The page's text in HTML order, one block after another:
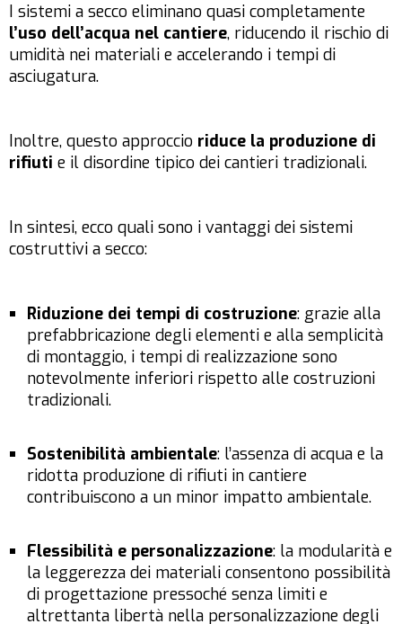
I sistemi a secco eliminano quasi completamente
l’uso dell’acqua nel cantiere, riducendo il rischio di
umidità nei materiali e accelerando i tempi di
asciugatura.
Inoltre, questo approccio riduce la produzione di
rifiuti e il disordine tipico dei cantieri tradizionali.
In sintesi, ecco quali sono i vantaggi dei sistemi
costruttivi a secco:
Riduzione dei tempi di costruzione: grazie alla
prefabbricazione degli elementi e alla semplicità
di montaggio, i tempi di realizzazione sono
notevolmente inferiori rispetto alle costruzioni
tradizionali.
Sostenibilità ambientale: l’assenza di acqua e la
ridotta produzione di rifiuti in cantiere
contribuiscono a un minor impatto ambientale.
Flessibilità e personalizzazione: la modularità e
la leggerezza dei materiali consentono possibilità
di progettazione pressoché senza limiti e
altrettanta libertà nella personalizzazione degli